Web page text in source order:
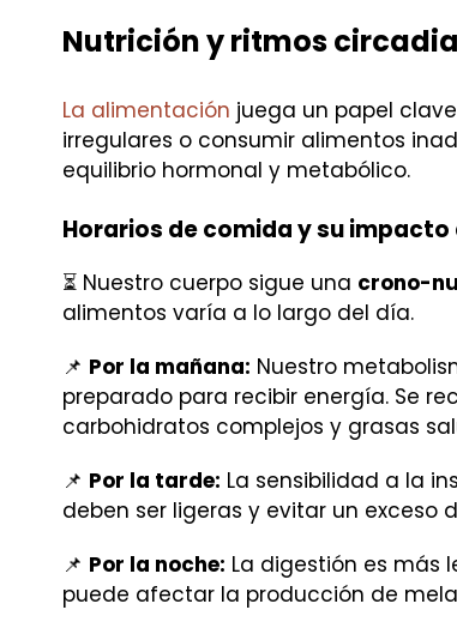
Nutrición y ritmos
La alimentación juega un papel
irregulares o consumir alimentos
equilibrio hormonal y metabólico.
Horarios de comida y su
⏳ Nuestro cuerpo sigue una crono-
alimentos varía a lo largo del día.
📌 Por la mañana: Nuestro
preparado para recibir energía. Se
carbohidratos complejos y grasas
📌 Por la tarde: La sensibilidad a la
deben ser ligeras y evitar un exceso
📌 Por la noche: La digestión es más
puede afectar la producción de